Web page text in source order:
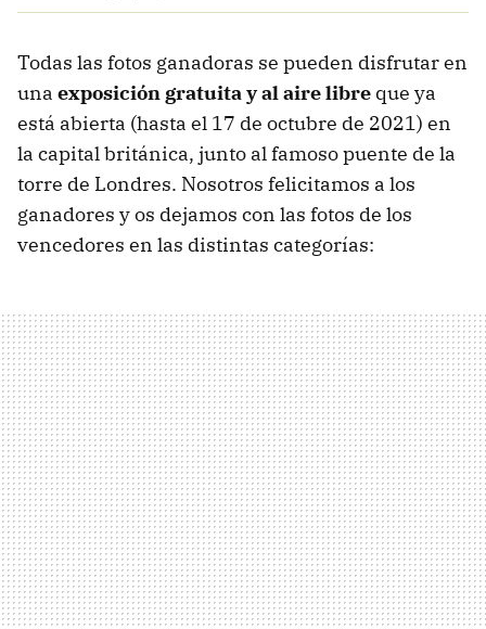
Todas las fotos ganadoras se pueden disfrutar en
una exposición gratuita y al aire libre que ya
está abierta (hasta el 17 de octubre de 2021) en
la capital británica, junto al famoso puente de la
torre de Londres. Nosotros felicitamos a los
ganadores y os dejamos con las fotos de los
vencedores en las distintas categorías: